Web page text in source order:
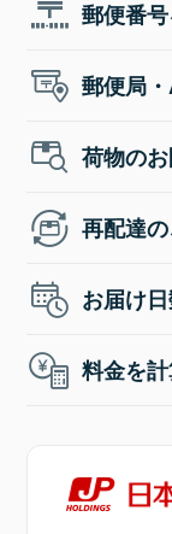
郵便番
郵便局
荷物の
再配達
お届け
料金を